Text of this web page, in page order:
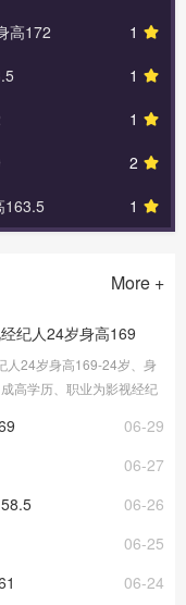
1
高172
1
1
2
1
163.5
More +
纪人24岁身高169
人24岁身高169-24岁、身
高学历、职业为影视经纪
工作，这些宝贵的工作经
06-29
06-27
06-26
06-25
06-24